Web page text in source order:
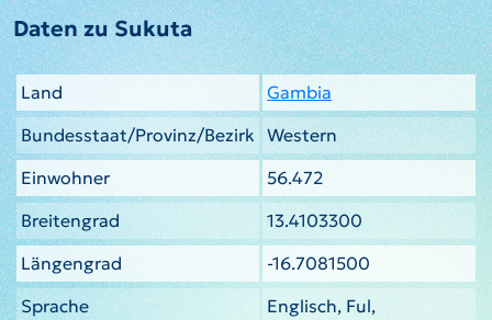
Daten zu Sukuta
Land
Gambia
Bundesstaat/Provinz/Bezirk Western
Einwohner
56.472
Breitengrad
13.4103300
Längengrad
-16.7081500
Sprache
Englisch, Ful,